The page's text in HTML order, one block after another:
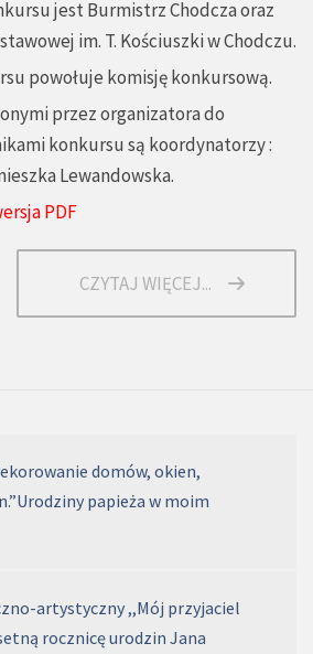
jest Burmistrz Chodcza oraz
im. T. Kościuszki w Chodczu.
powołuje komisję konkursową.
przez organizatora do
konkursu są koordynatorzy :
Lewandowska.
PDF
CZYTAJ WIĘCEJ...
domów, okien,
papieża w moim
artystyczny ,,Mój przyjaciel
rocznicę urodzin Jana